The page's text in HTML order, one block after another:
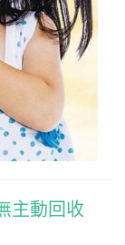
主動回收